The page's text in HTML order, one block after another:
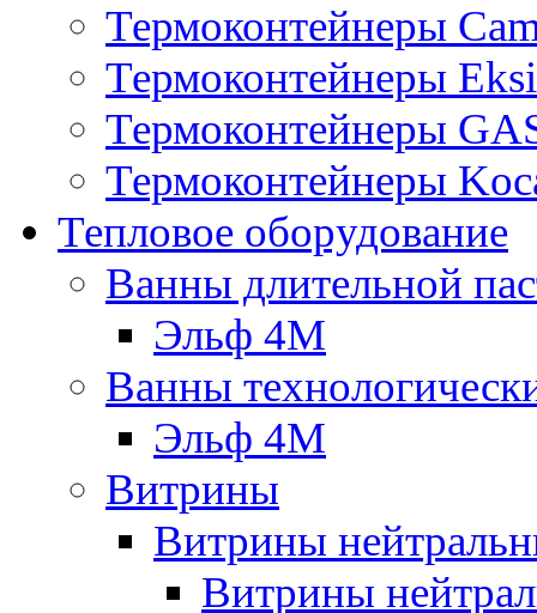
Термоконтейнеры
Термоконтейнеры Eksi
Термоконтейнеры
Термоконтейнеры
Тепловое оборудование
Ванны длительной
Эльф 4М
Ванны
Эльф 4М
Витрины
Витрины
Витрины